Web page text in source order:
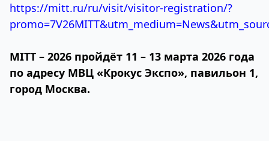
https://mitt.ru/ru/visit/visitor-registration/?
MITT – 2026 пройдёт 11 – 13 марта 2026 года
по адресу МВЦ «Крокус Экспо», павильон 1,
город Москва.